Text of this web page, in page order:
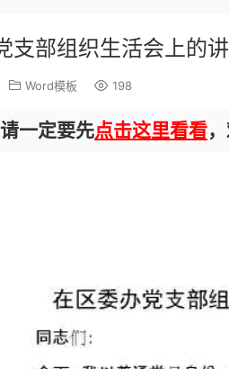
支部组织生活会上的
Word模板 198
一定要先点击这里看看